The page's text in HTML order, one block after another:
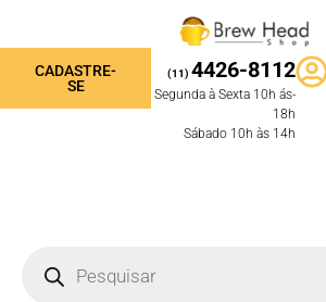
CADASTRE-
SE
(11) 4426-8112
Segunda à Sexta 10h ás-
18h
Sábado 10h às 14h